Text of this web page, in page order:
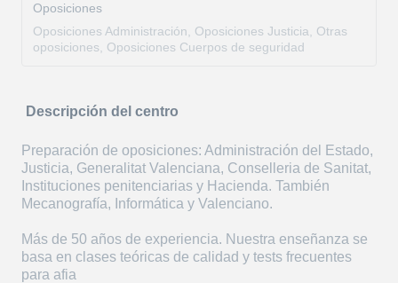
Oposiciones
Oposiciones Administración, Oposiciones Justicia, Otras
oposiciones, Oposiciones Cuerpos de seguridad
Descripción del centro
Preparación de oposiciones: Administración del Estado,
Justicia, Generalitat Valenciana, Conselleria de Sanitat,
Instituciones penitenciarias y Hacienda. También
Mecanografía, Informática y Valenciano.
Más de 50 años de experiencia. Nuestra enseñanza se
basa en clases teóricas de calidad y tests frecuentes
para afia